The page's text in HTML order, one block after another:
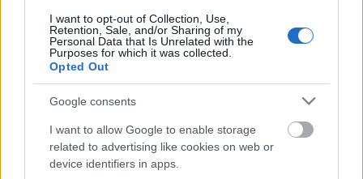
I want to opt-out of Collection, Use,
Retention, Sale, and/or Sharing of my
Personal Data that Is Unrelated with the
Purposes for which it was collected.
Opted Out
Google consents
I want to allow Google to enable storage
related to advertising like cookies on web or
device identifiers in apps.Másfélszeresére bővítik